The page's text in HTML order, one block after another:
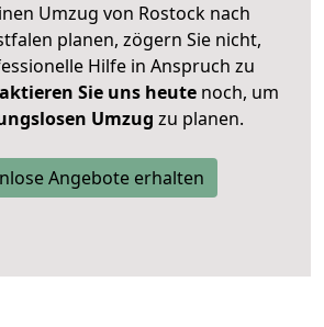
Umzug von Rostock nach
planen, zögern Sie nicht,
Hilfe in Anspruch zu
Sie uns heutenoch, um
Umzug zu planen.
Angebote erhalten